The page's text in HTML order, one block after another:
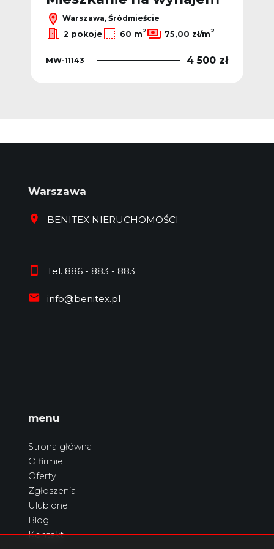
Warszawa, Śródmieście
2 pokoje
60 m2 75,00 zł/m2
MW-11143 4 500 zł
Warszawa
BENITEX NIERUCHOMOŚCI
Tel. 886 - 883 - 883
info@benitex.pl
menu
Strona główna
O firmie
Oferty
Zgłoszenia
Ulubione
Blog
Kontakt